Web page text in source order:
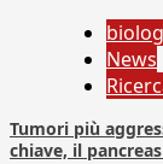
News
Tumori più
chiave, il